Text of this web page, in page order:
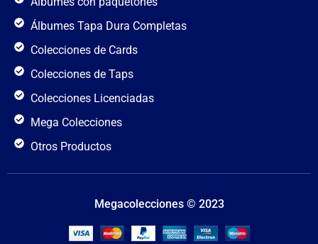
Álbumes Tapa Dura Completas
Colecciones de Cards
Colecciones de Taps
Colecciones Licenciadas
Mega Colecciones
Otros Productos
Megacolecciones © 2023